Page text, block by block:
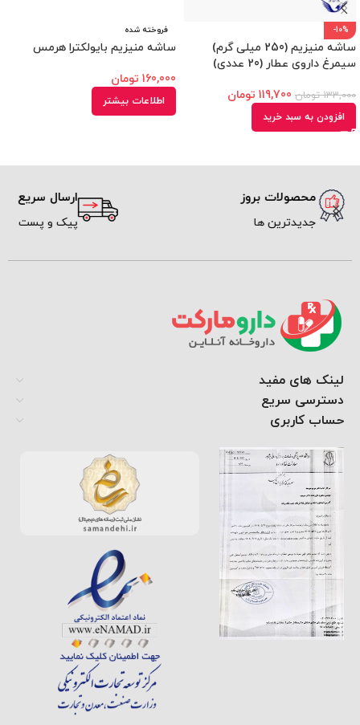
-10%
ساشه منیزیم (250 میلی گرم)
سیمرغ داروی عطار (20 عددی)
133,000 تومان 119,700 تومان
افزودن به سبد خرید
فروخته شده
ساشه منیزیم بایولکترا هرمس
160,000 تومان
اطلاعات بیشتر
محصولات بروز
جدیدترین ها
ارسال سریع
پیک و پست
لینک های مفید
دسترسی سریع
حساب کاربری